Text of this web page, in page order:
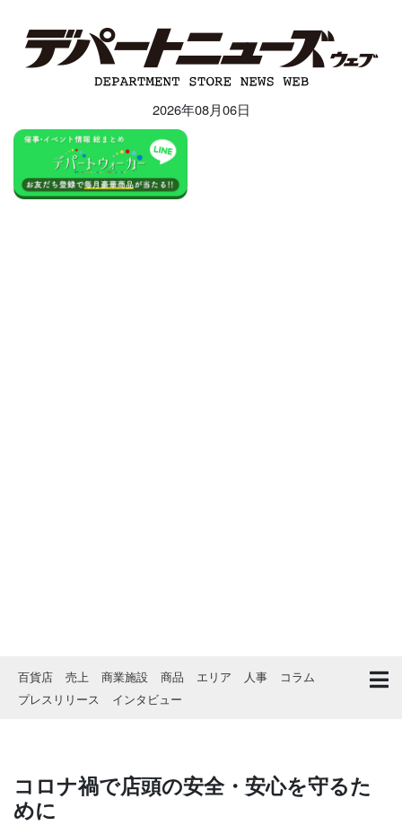
2026年08月06日
百貨店 売上 商業施設 商品 エリア 人事
コラム
プレスリリース
インタビュー
コロナ禍で店頭の安全・安心を守るた
めに